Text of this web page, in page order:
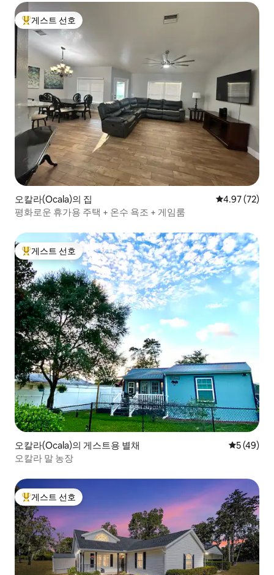
상위 게스트 선호
게스트 선호
오칼라(Ocala)의 집 평점 4.97점(5
4.97 (72)
평화로운 휴가용 주택 + 온수 욕조 + 게임룸
상위 게스트 선호
게스트 선호
오칼라(Ocala)의 게스트용 별채 평점 5점(5
5 (49)
오칼라 말 농장
상위 게스트 선호
게스트 선호